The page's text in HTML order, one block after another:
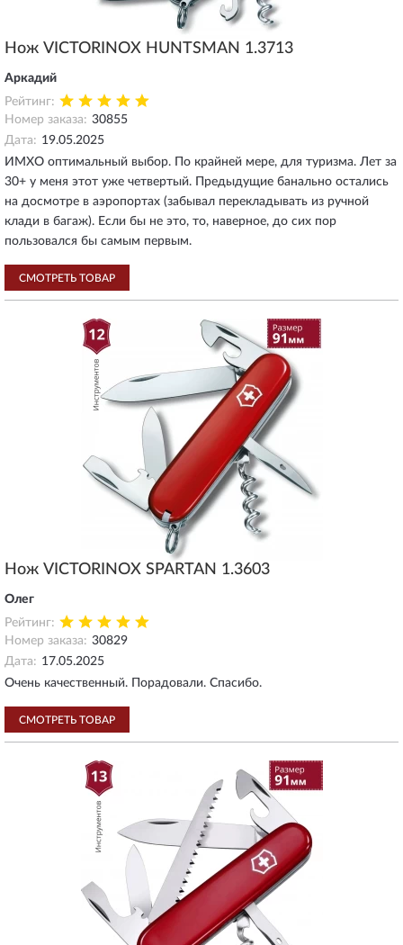
Нож VICTORINOX HUNTSMAN 1.3713
Аркадий
Рейтинг:
Номер заказа: 30855
Дата: 19.05.2025
ИМХО оптимальный выбор. По крайней мере, для туризма. Лет за
30+ у меня этот уже четвертый. Предыдущие банально остались
на досмотре в аэропортах (забывал перекладывать из ручной
клади в багаж). Если бы не это, то, наверное, до сих пор
пользовался бы самым первым.
СМОТРЕТЬ ТОВАР
Нож VICTORINOX SPARTAN 1.3603
Олег
Рейтинг:
Номер заказа: 30829
Дата: 17.05.2025
Очень качественный. Порадовали. Спасибо.
СМОТРЕТЬ ТОВАР